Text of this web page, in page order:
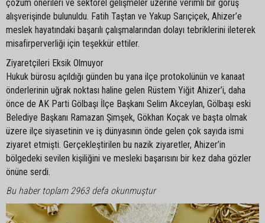
çözüm önerileri ve sektörel gelişmeler üzerine verimli bir görüş
alışverişinde bulunuldu. Fatih Taştan ve Yakup Sarıçiçek, Ahizer’e
meslek hayatındaki başarılı çalışmalarından dolayı tebriklerini ileterek
misafirperverliği için teşekkür ettiler.
Ziyaretçileri Eksik Olmuyor
Hukuk bürosu açıldığı günden bu yana ilçe protokolünün ve kanaat
önderlerinin uğrak noktası haline gelen Rüstem Yiğit Ahizer’i, daha
önce de AK Parti Gölbaşı İlçe Başkanı Selim Akceylan, Gölbaşı eski
Belediye Başkanı Ramazan Şimşek, Gökhan Koçak ve başta olmak
üzere ilçe siyasetinin ve iş dünyasının önde gelen çok sayıda ismi
ziyaret etmişti. Gerçekleştirilen bu nazik ziyaretler, Ahizer’in
bölgedeki sevilen kişiliğini ve mesleki başarısını bir kez daha gözler
önüne serdi.
Bu haber toplam 2963 defa okunmuştur